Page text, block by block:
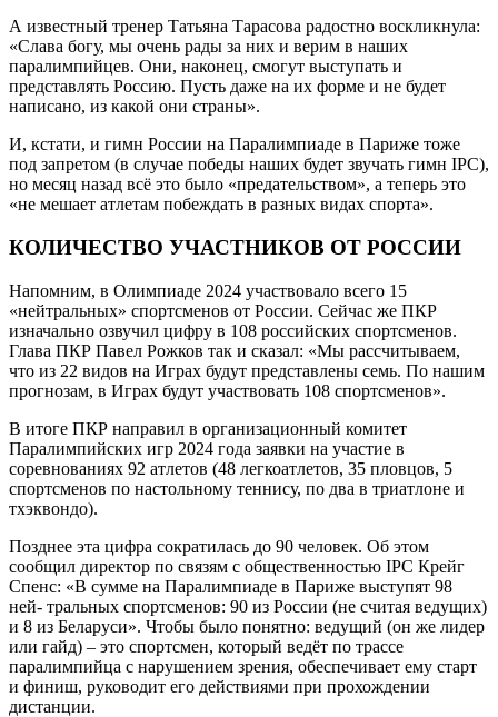
А известный тренер Татьяна Тарасова радостно воскликнула:
«Слава богу, мы очень рады за них и верим в наших
паралимпийцев. Они, наконец, смогут выступать и
представлять Россию. Пусть даже на их форме и не будет
написано, из какой они страны».
И, кстати, и гимн России на Паралимпиаде в Париже тоже
под запретом (в случае победы наших будет звучать гимн IPC),
но месяц назад всё это было «предательством», а теперь это
«не мешает атлетам побеждать в разных видах спорта».
КОЛИЧЕСТВО УЧАСТНИКОВ ОТ РОССИИ
Напомним, в Олимпиаде 2024 участвовало всего 15
«нейтральных» спортсменов от России. Сейчас же ПКР
изначально озвучил цифру в 108 российских спортсменов.
Глава ПКР Павел Рожков так и сказал: «Мы рассчитываем,
что из 22 видов на Играх будут представлены семь. По нашим
прогнозам, в Играх будут участвовать 108 спортсменов».
В итоге ПКР направил в организационный комитет
Паралимпийских игр 2024 года заявки на участие в
соревнованиях 92 атлетов (48 легкоатлетов, 35 пловцов, 5
спортсменов по настольному теннису, по два в триатлоне и
тхэквондо).
Позднее эта цифра сократилась до 90 человек. Об этом
сообщил директор по связям с общественностью IPC Крейг
Спенс: «В сумме на Паралимпиаде в Париже выступят 98
ней- тральных спортсменов: 90 из России (не считая ведущих)
и 8 из Беларуси». Чтобы было понятно: ведущий (он же лидер
или гайд) – это спортсмен, который ведёт по трассе
паралимпийца с нарушением зрения, обеспечивает ему старт
и финиш, руководит его действиями при прохождении
дистанции.